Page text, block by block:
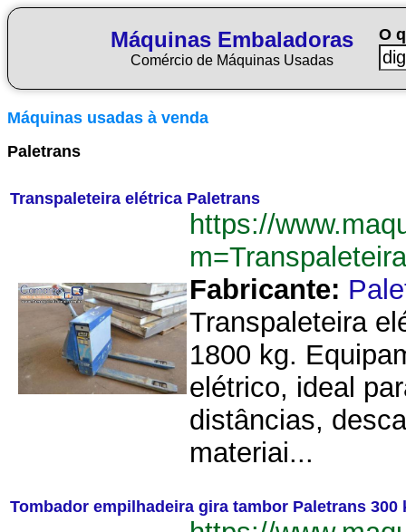
Máquinas Embaladoras
Comércio de Máquinas Usadas
O
Máquinas usadas à venda
Paletrans
Transpaleteira elétrica Paletrans
https://
Fabricante:
Transpaleteira
1800 kg.
elétrico, ideal
distâncias,
materiai...
Tombador empilhadeira gira tambor Paletrans 300